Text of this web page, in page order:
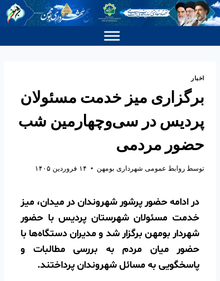
اخبار
برگزاری میز خدمت مسئولان
پردیس در سی‌وچهارمین شب
حضور مردمی
توسط روابط عمومی شهرداری بومهن ۱۴ فروردین ۱۴۰۵
در ادامه حضور پرشور شهروندان در میدان، میز
خدمت مسئولان شهرستان پردیس با حضور
شهردار بومهن برگزار شد و مدیران دستگاه‌ها با
حضور میان مردم به بررسی مطالبات و
پاسخگویی به مسائل شهروندان پرداختند.